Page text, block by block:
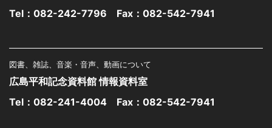
Tel： 082-242-7796 Fax：082-542-7941
図書、雑誌、音楽・音声、動画について
広島平和記念資料館 情報資料室
Tel： 082-241-4004 Fax：082-542-7941